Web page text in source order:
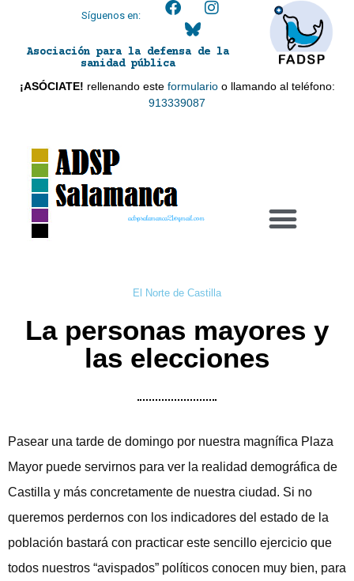
Síguenos en:
Asociación para la defensa de la
sanidad pública
¡ASÓCIATE! rellenando este formularioo llamando al teléfono:
913339087
adspsalamanca21@gmail.com
El Norte de Castilla
La personas mayores y
las elecciones
Pasear una tarde de domingo por nuestra magnífica Plaza
Mayor puede servirnos para ver la realidad demográfica de
Castilla y más concretamente de nuestra ciudad. Si no
queremos perdernos con los indicadores del estado de la
población bastará con practicar este sencillo ejercicio que
todos nuestros “avispados” políticos conocen muy bien, para